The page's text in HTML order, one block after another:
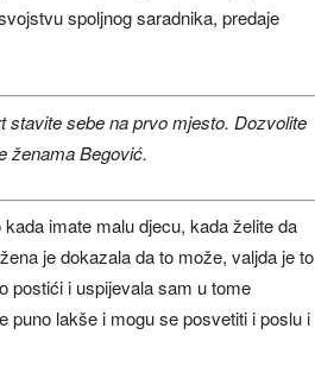
spoljnog saradnika, predaje
stavite sebe na prvo mjesto. Dozvolite
ženama Begović.
imate malu djecu, kada želite da
je dokazala da to može, valjda je to
postići i uspijevala sam u tome
puno lakše i mogu se posvetiti i poslu i